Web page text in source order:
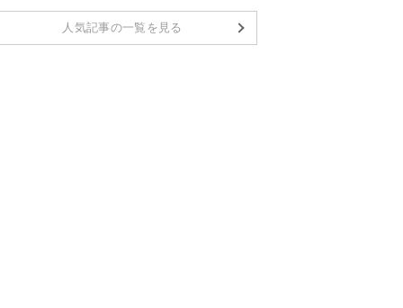
人気記事の一覧を見る